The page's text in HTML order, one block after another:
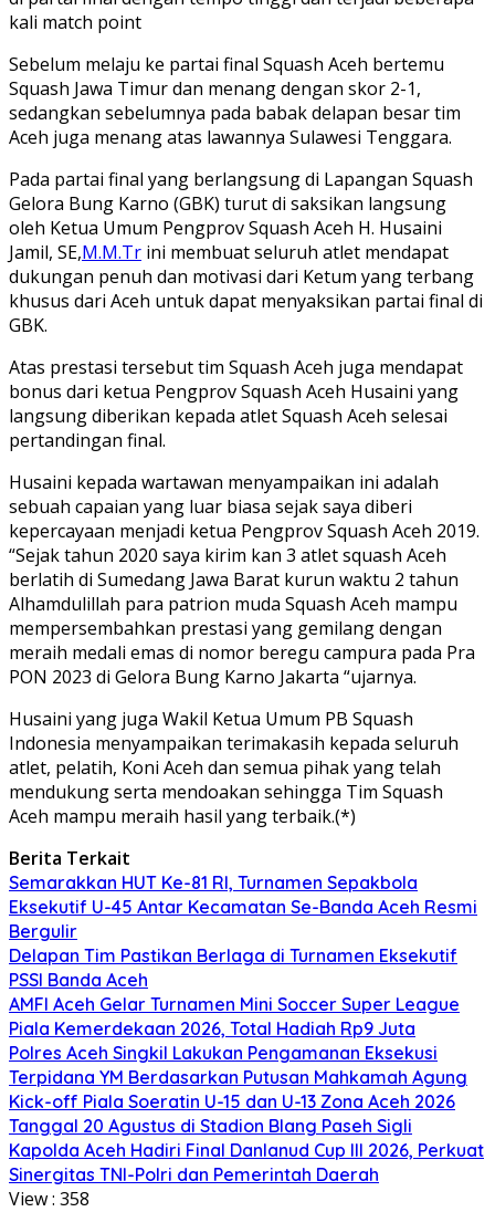
kali match point
Sebelum melaju ke partai final Squash Aceh bertemu
Squash Jawa Timur dan menang dengan skor 2-1,
sedangkan sebelumnya pada babak delapan besar tim
Aceh juga menang atas lawannya Sulawesi Tenggara.
Pada partai final yang berlangsung di Lapangan Squash
Gelora Bung Karno (GBK) turut di saksikan langsung
oleh Ketua Umum Pengprov Squash Aceh H. Husaini
Jamil, SE,M.M.Tr ini membuat seluruh atlet mendapat
dukungan penuh dan motivasi dari Ketum yang terbang
khusus dari Aceh untuk dapat menyaksikan partai final di
GBK.
Atas prestasi tersebut tim Squash Aceh juga mendapat
bonus dari ketua Pengprov Squash Aceh Husaini yang
langsung diberikan kepada atlet Squash Aceh selesai
pertandingan final.
Husaini kepada wartawan menyampaikan ini adalah
sebuah capaian yang luar biasa sejak saya diberi
kepercayaan menjadi ketua Pengprov Squash Aceh 2019.
“Sejak tahun 2020 saya kirim kan 3 atlet squash Aceh
berlatih di Sumedang Jawa Barat kurun waktu 2 tahun
Alhamdulillah para patrion muda Squash Aceh mampu
mempersembahkan prestasi yang gemilang dengan
meraih medali emas di nomor beregu campura pada Pra
PON 2023 di Gelora Bung Karno Jakarta “ujarnya.
Husaini yang juga Wakil Ketua Umum PB Squash
Indonesia menyampaikan terimakasih kepada seluruh
atlet, pelatih, Koni Aceh dan semua pihak yang telah
mendukung serta mendoakan sehingga Tim Squash
Aceh mampu meraih hasil yang terbaik.(*)
Berita Terkait
Semarakkan HUT Ke-81 RI, Turnamen Sepakbola
Eksekutif U-45 Antar Kecamatan Se-Banda Aceh Resmi
Bergulir
Delapan Tim Pastikan Berlaga di Turnamen Eksekutif
PSSI Banda Aceh
AMFI Aceh Gelar Turnamen Mini Soccer Super League
Piala Kemerdekaan 2026, Total Hadiah Rp9 Juta
Polres Aceh Singkil Lakukan Pengamanan Eksekusi
Terpidana YM Berdasarkan Putusan Mahkamah Agung
Kick-off Piala Soeratin U-15 dan U-13 Zona Aceh 2026
Tanggal 20 Agustus di Stadion Blang Paseh Sigli
Kapolda Aceh Hadiri Final Danlanud Cup III 2026, Perkuat
Sinergitas TNI-Polri dan Pemerintah Daerah
View : 358